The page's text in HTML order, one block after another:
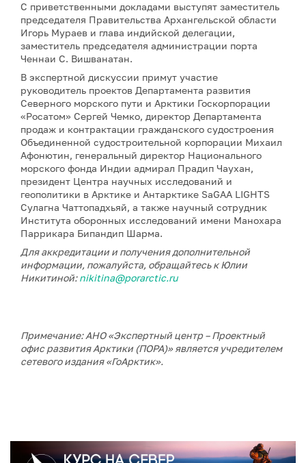
С приветственными докладами выступят заместитель
председателя Правительства Архангельской области
Игорь Мураев и глава индийской делегации,
заместитель председателя администрации порта
Ченнаи С. Вишванатан.
В экспертной дискуссии примут участие
руководитель проектов Департамента развития
Северного морского пути и Арктики Госкорпорации
«Росатом» Сергей Чемко, директор Департамента
продаж и контрактации гражданского судостроения
Объединенной судостроительной корпорации Михаил
Афонютин, генеральный директор Национального
морского фонда Индии адмирал Прадип Чаухан,
президент Центра научных исследований и
геополитики в Арктике и Антарктике SaGAA LIGHTS
Сулагна Чаттопадхьяй, а также научный сотрудник
Института оборонных исследований имени Манохара
Паррикара Бипандип Шарма.
Для аккредитации и получения дополнительной
информации, пожалуйста, обращайтесь к Юлии
Никитиной:nikitina@porarctic.ru
Примечание: АНО «Экспертный центр – Проектный
офис развития Арктики (ПОРА)» является учредителем
сетевого издания «ГоАрктик».